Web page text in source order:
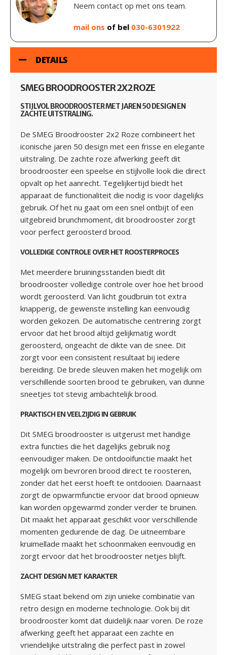
Neem contact op met ons team.
mail ons of bel 030-6301922
DETAILS
SMEG BROODROOSTER 2X2 ROZE
STIJLVOL BROODROOSTER MET JAREN 50 DESIGN EN
ZACHTE UITSTRALING.
De SMEG Broodrooster 2x2 Roze combineert het
iconische jaren 50 design met een frisse en elegante
uitstraling. De zachte roze afwerking geeft dit
broodrooster een speelse en stijlvolle look die direct
opvalt op het aanrecht. Tegelijkertijd biedt het
apparaat de functionaliteit die nodig is voor dagelijks
gebruik. Of het nu gaat om een snel ontbijt of een
uitgebreid brunchmoment, dit broodrooster zorgt
voor perfect geroosterd brood.
VOLLEDIGE CONTROLE OVER HET ROOSTERPROCES
Met meerdere bruiningsstanden biedt dit
broodrooster volledige controle over hoe het brood
wordt geroosterd. Van licht goudbruin tot extra
knapperig, de gewenste instelling kan eenvoudig
worden gekozen. De automatische centrering zorgt
ervoor dat het brood altijd gelijkmatig wordt
geroosterd, ongeacht de dikte van de snee. Dit
zorgt voor een consistent resultaat bij iedere
bereiding. De brede sleuven maken het mogelijk om
verschillende soorten brood te gebruiken, van dunne
sneetjes tot stevig ambachtelijk brood.
PRAKTISCH EN VEELZIJDIG IN GEBRUIK
Dit SMEG broodrooster is uitgerust met handige
extra functies die het dagelijks gebruik nog
eenvoudiger maken. De ontdooifunctie maakt het
mogelijk om bevroren brood direct te roosteren,
zonder dat het eerst hoeft te ontdooien. Daarnaast
zorgt de opwarmfunctie ervoor dat brood opnieuw
kan worden opgewarmd zonder verder te bruinen.
Dit maakt het apparaat geschikt voor verschillende
momenten gedurende de dag. De uitneembare
kruimellade maakt het schoonmaken eenvoudig en
zorgt ervoor dat het broodrooster netjes blijft.
ZACHT DESIGN MET KARAKTER
SMEG staat bekend om zijn unieke combinatie van
retro design en moderne technologie. Ook bij dit
broodrooster komt dat duidelijk naar voren. De roze
afwerking geeft het apparaat een zachte en
vriendelijke uitstraling die perfect past in zowel